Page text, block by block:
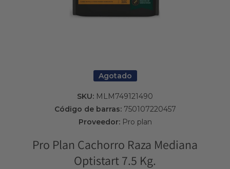
Agotado
SKU: MLM749121490
Código de barras:750107220457
Proveedor:Pro plan
Pro Plan Cachorro Raza Mediana
Optistart 7.5 Kg.